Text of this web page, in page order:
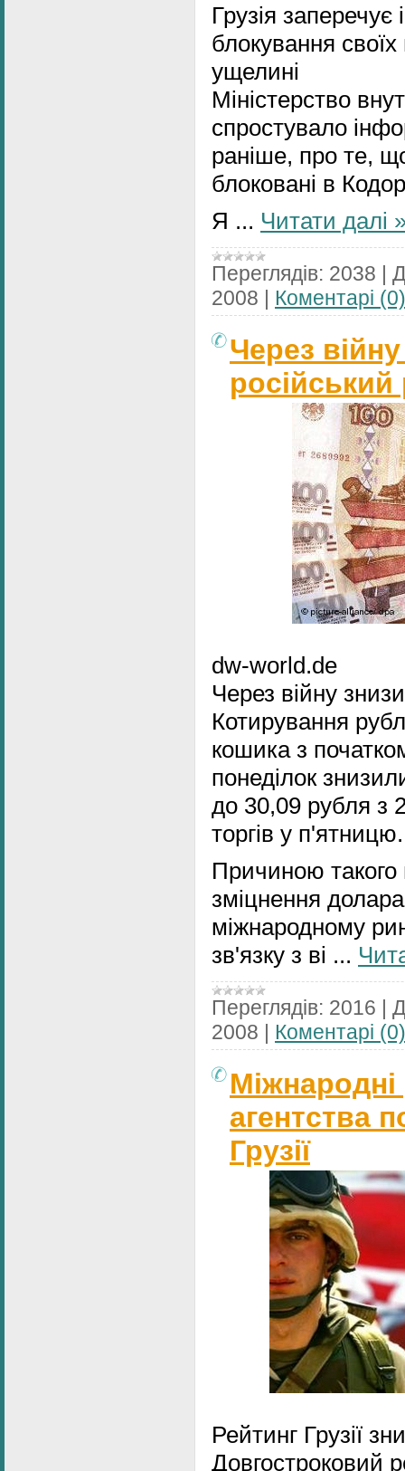
Грузія
блокування своїх
ущелині
Міністерство
спростувало
раніше, про те,
блоковані в
Я ... Читати далі
Переглядів: 2038 |
2008 | Коментарі (0)
Через
dw-world.de
Через війну
Котирування
кошика з
понеділок
до 30,09 рубля з
торгів у п'ятницю.
Причиною такого
зміцнення
міжнародному
зв'язку з ві ...
Переглядів: 2016 |
2008 | Коментарі (0)
Міжнародні
агентства
Грузії
Рейтинг Грузії
Довгостроковий